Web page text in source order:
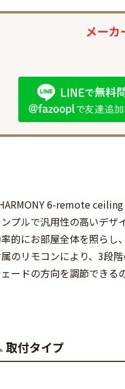
メーカ
6-remote
プルで汎用性の高いデザ
的にお部屋全体を照らし
のリモコンにより、3段
ードの方向を調節できる
取付タイプ